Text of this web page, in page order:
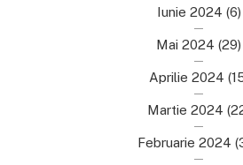
Iunie 2024 (6)
Mai 2024 (29)
Aprilie 2024
Martie 2024
Februarie 2024